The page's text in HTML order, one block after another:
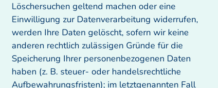
Löschersuchen geltend machen oder eine
Einwilligung zur Datenverarbeitung widerrufen,
werden Ihre Daten gelöscht, sofern wir keine
anderen rechtlich zulässigen Gründe für die
Speicherung Ihrer personenbezogenen Daten
haben (z. B. steuer- oder handelsrechtliche
Aufbewahrungsfristen); im letztgenannten Fall